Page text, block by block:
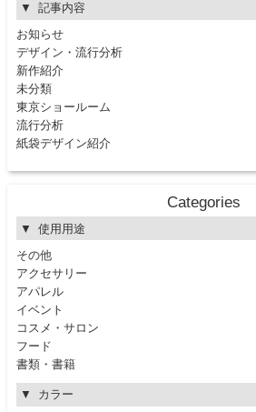
記事内容
お知らせ
デザイン・流行分析
新作紹介
未分類
東京ショールーム
流行分析
紙袋デザイン紹介
Categories
使用用途
その他
アクセサリー
アパレル
イベント
コスメ・サロン
フード
書類・書籍
カラー